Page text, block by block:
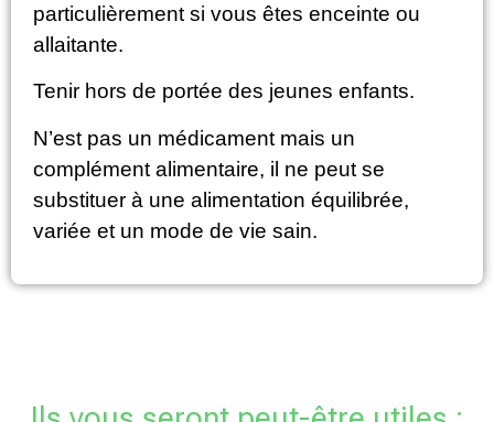
particulièrement si vous êtes enceinte ou
allaitante.
Tenir hors de portée des jeunes enfants.
N’est pas un médicament mais un
complément alimentaire, il ne peut se
substituer à une alimentation équilibrée,
variée et un mode de vie sain.